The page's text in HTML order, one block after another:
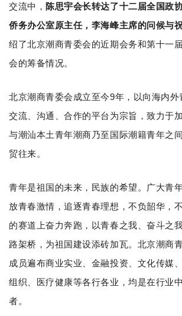
交流中， 陈思宇会长转达了十二届全国政
侨务办公室原主任，李海峰主席的问候与
绍了北京潮商青委会的近期会务和第十一
会的筹备情况。
北京潮商青委会成立至今9年，以向海内外
交流、沟通、合作的平台为宗旨，致力于
与潮汕本土青年潮商乃至国际潮籍青年之
贸往来。
青年是祖国的未来，民族的希望。广大青
放青春激情，追逐青春理想，不负韶华，
的赛道上奋力奔跑，以青春之我、奋斗之
路架桥，为祖国建设添砖加瓦。北京潮商
成员遍布商业实业、金融投资、文化传媒
组织、医疗健康等各行各业，均是在行业
者。